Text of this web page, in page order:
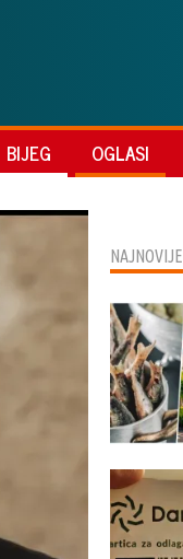
BIJEG OGLASI
NAJNOVIJE